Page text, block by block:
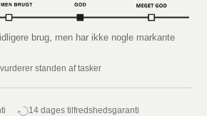
brug, men har ikke nogle markante
standen af tasker
14 dages tilfredshedsgaranti